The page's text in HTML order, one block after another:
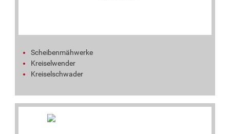
Scheibenmähwerke
Kreiselwender
Kreiselschwader